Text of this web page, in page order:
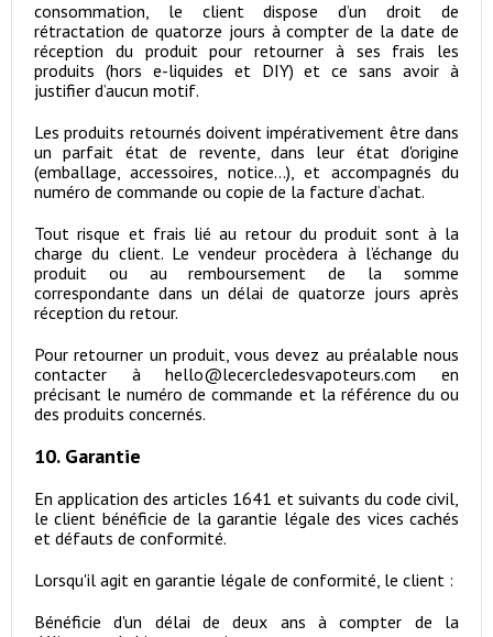
consommation, le client dispose d’un droit de
rétractation de quatorze jours à compter de la date de
réception du produit pour retourner à ses frais les
produits (hors e-liquides et DIY) et ce sans avoir à
justifier d’aucun motif.
Les produits retournés doivent impérativement être dans
un parfait état de revente, dans leur état d'origine
(emballage, accessoires, notice...), et accompagnés du
numéro de commande ou copie de la facture d‘achat.
Tout risque et frais lié au retour du produit sont à la
charge du client. Le vendeur procèdera à l’échange du
produit ou au remboursement de la somme
correspondante dans un délai de quatorze jours après
réception du retour.
Pour retourner un produit, vous devez au préalable nous
contacter à hello@lecercledesvapoteurs.com en
précisant le numéro de commande et la référence du ou
des produits concernés.
10. Garantie
En application des articles 1641 et suivants du code civil,
le client bénéficie de la garantie légale des vices cachés
et défauts de conformité.
Lorsqu'il agit en garantie légale de conformité, le client :
Bénéficie d'un délai de deux ans à compter de la